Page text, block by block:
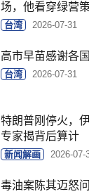
场，他看穿绿营
台湾 2026-07-31
高市早苗感谢各
台湾 2026-07-31
特朗普刚停火，
专家揭背后算计
新闻解画 2026-07-
毒油案陈其迈怒